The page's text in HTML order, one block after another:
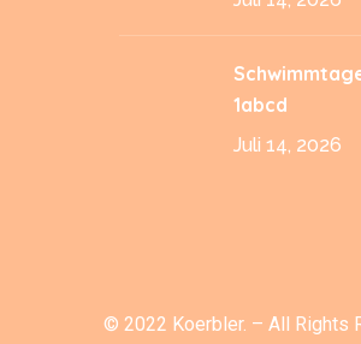
1abcd
Juli 14, 2026
© 2022 Koerbler. – All Rights